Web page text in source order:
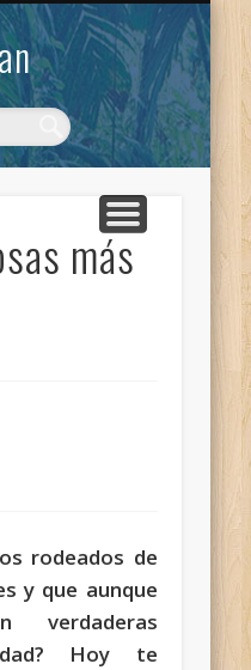
más
rodeados de
y que aunque
verdaderas
Hoy te